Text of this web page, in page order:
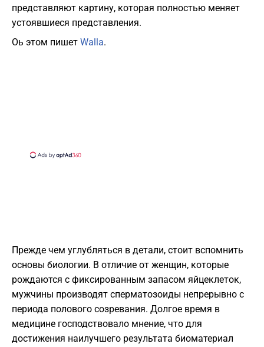
представляют картину, которая полностью меняет
устоявшиеся представления.
Оь этом пишет Walla.
Прежде чем углубляться в детали, стоит вспомнить
основы биологии. В отличие от женщин, которые
рождаются с фиксированным запасом яйцеклеток,
мужчины производят сперматозоиды непрерывно с
периода полового созревания. Долгое время в
медицине господствовало мнение, что для
достижения наилучшего результата биоматериал